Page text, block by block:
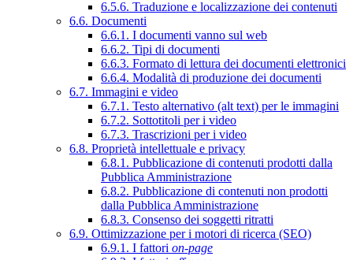
6.5.6. Traduzione e localizzazione dei contenuti
6.6. Documenti
6.6.1. I documenti vanno sul web
6.6.2. Tipi di documenti
6.6.3. Formato di lettura dei documenti elettronici
6.6.4. Modalità di produzione dei documenti
6.7. Immagini e video
6.7.1. Testo alternativo (alt text) per le immagini
6.7.2. Sottotitoli per i video
6.7.3. Trascrizioni per i video
6.8. Proprietà intellettuale e privacy
6.8.1. Pubblicazione di contenuti prodotti dalla
Pubblica Amministrazione
6.8.2. Pubblicazione di contenuti non prodotti
dalla Pubblica Amministrazione
6.8.3. Consenso dei soggetti ritratti
6.9. Ottimizzazione per i motori di ricerca (SEO)
6.9.1. I fattori on-page